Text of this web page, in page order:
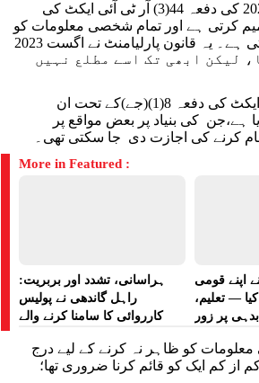
ڈی پی ڈی پی ایکٹ، 2023 کی دفعہ 44(3) آر ٹی آئی ایکٹ کی
ترمیم کرتی ہے اور تمام شخصی معلومات کو
عام کرنے پر پابندی لگاتی ہے۔ یہ قانون پارلیامنٹ نے اگست 2023
لیکن ابھی تک اسے مطلع نہیں
اس ایکٹ نے آر ٹی آئی ایکٹ کی دفعہ 8(1)(جے)کے تحت ان
ہے،جن کی بنیاد پر بعض مواقع پر
کرنے کی اجازت دی جا سکتی تھی۔
More in Featured :
ہراسانی، تشدد اور بربریت:
راہل گاندھی نے پولیس
کارروائی کا سامنا کرنے والے
اپنے قومی
کیا — تعلیم،
پر زور
کو ظاہر نہ کرنے کے لیے درج
کم ایک کو قائم کرنا ضروری تھا؛